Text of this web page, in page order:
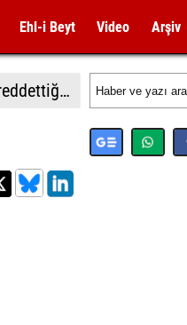
Ehl-i Beyt Video Arşiv
İsrail'in Gazze'de ateşkesin ikinci aşamasının uygulanmasına ilişkin yeni yol haritasını reddettiği bildirildi